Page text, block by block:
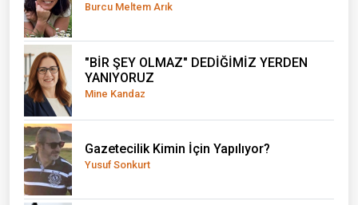
Burcu Meltem Arık
"BİR ŞEY OLMAZ" DEDİĞİMİZ YERDEN
YANIYORUZ
Mine Kandaz
Gazetecilik Kimin İçin Yapılıyor?
Yusuf Sonkurt